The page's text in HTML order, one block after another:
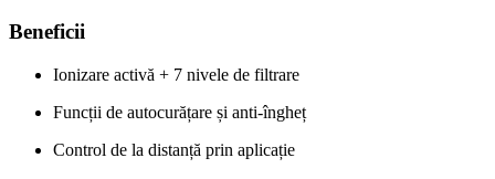
Beneficii
Ionizare activă + 7 nivele de filtrare
Funcții de autocurățare și anti-îngheț
Control de la distanță prin aplicație